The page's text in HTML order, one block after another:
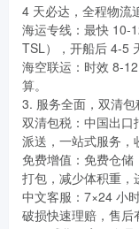
4 天必达，全程物流
海运专线：最快 10-
TSL），开船后 4-5
海空联运：时效 8-
算。
3. 服务全面，双清
双清包税：中国出
派送，一站式服务，
免费增值：免费仓
打包，减少体积重，
中文客服：7×24 小
破损快速理赔，售后